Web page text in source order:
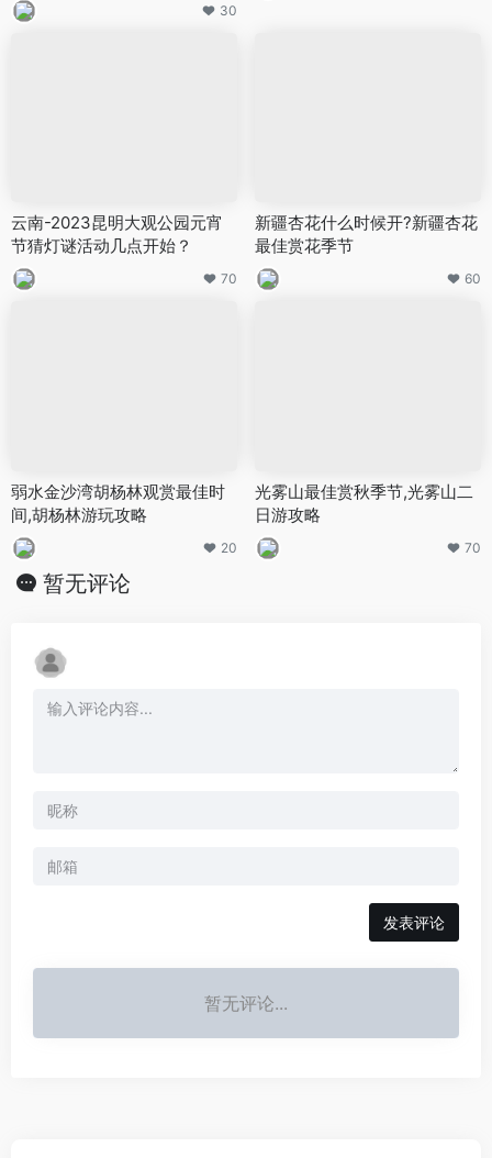
30
云南-2023昆明大观公园元宵
节猜灯谜活动几点开始？
70
新疆杏花什么时候开?新疆杏花
最佳赏花季节
60
弱水金沙湾胡杨林观赏最佳时
间,胡杨林游玩攻略
20
光雾山最佳赏秋季节,光雾山二
日游攻略
70
暂无评论
发表评论
暂无评论...